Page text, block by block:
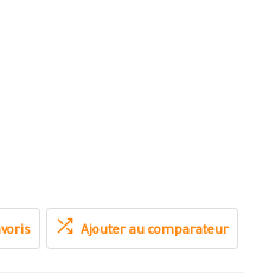
Ajouter au comparateur